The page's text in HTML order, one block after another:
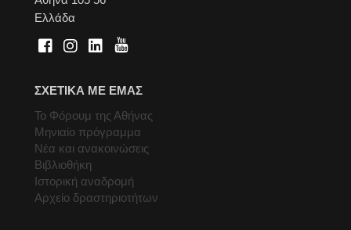
Ελλάδα
ΣΧΕΤΙΚΑ ΜΕ ΕΜΑΣ
Το Φόρουμ της Αθήνας
Μηνιαίο πρόγραμμα
Νέα και ανακοινώσεις
Βιβλιοθήκη
Ιστορική αναδρομή
Αρχείο δραστηριοτήτων